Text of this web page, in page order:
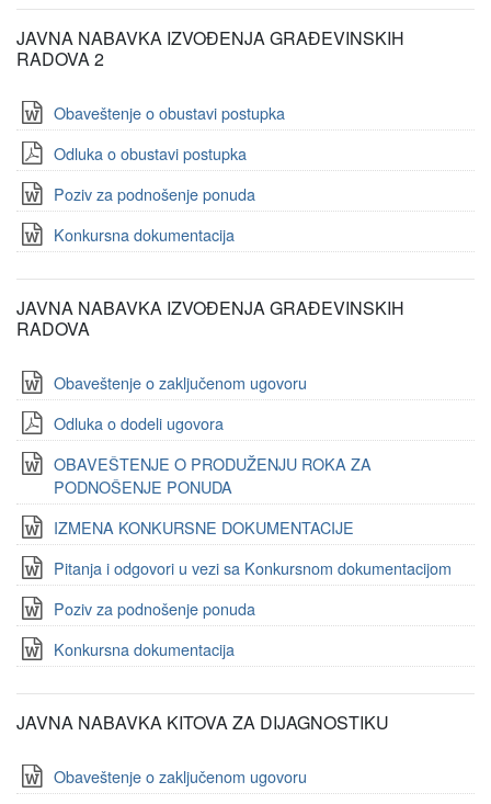
JAVNA NABAVKA IZVOĐENJA GRAĐEVINSKIH
RADOVA 2
Obaveštenje o obustavi postupka
Odluka o obustavi postupka
Poziv za podnošenje ponuda
Konkursna dokumentacija
JAVNA NABAVKA IZVOĐENJA GRAĐEVINSKIH
RADOVA
Obaveštenje o zaključenom ugovoru
Odluka o dodeli ugovora
OBAVEŠTENJE O PRODUŽENJU ROKA ZA
PODNOŠENJE PONUDA
IZMENA KONKURSNE DOKUMENTACIJE
Pitanja i odgovori u vezi sa Konkursnom dokumentacijom
Poziv za podnošenje ponuda
Konkursna dokumentacija
JAVNA NABAVKA KITOVA ZA DIJAGNOSTIKU
Obaveštenje o zaključenom ugovoru